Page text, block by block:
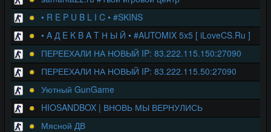
• R E P U B L I C • #SKINS
• A Д E K B A T Н Ы Й • #AUTOMIX 5x5 [ iLoveCS.Ru ]
ПЕРЕЕХАЛИ НА НОВЫЙ IP: 83.222.115.150:27090
ПЕРЕЕХАЛИ НА НОВЫЙ IP: 83.222.115.50:27090
Уютный GunGame
HIOSANDBOX | ВНОВЬ МЫ ВЕРНУЛИСЬ
Мясной ДВ